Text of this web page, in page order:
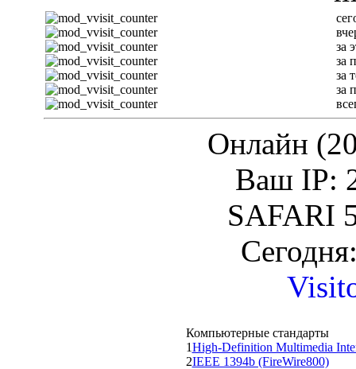
за
за
за
за
Онлайн
Ваш IP:
SAFARI
Компьютерные стандарты
1High-Definition Multimedia
2IEEE 1394b (FireWire800)